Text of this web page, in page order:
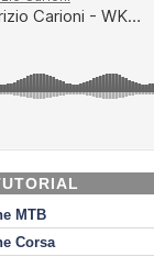
MTB
Corsa